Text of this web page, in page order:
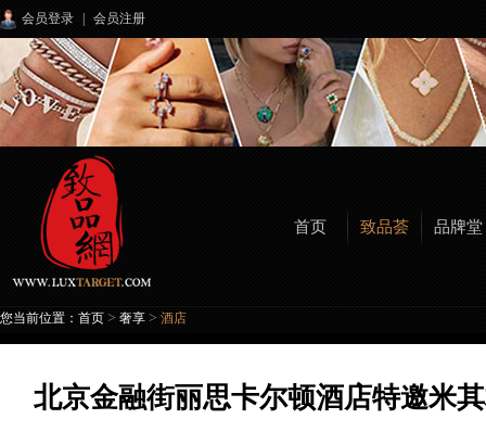
会员登录 会员注册
首页 致品荟 品牌堂
您当前位置： 首页 > 奢享 > 酒店
北京金融街丽思卡尔顿酒店特邀米